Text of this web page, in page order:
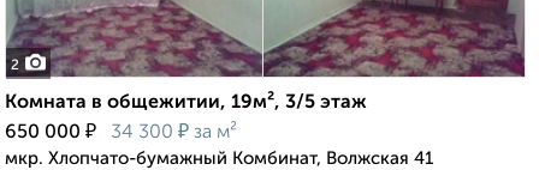
2
Комната в общежитии, 19м², 3/5 этаж
650 000 ₽ 34 300 ₽ за м²
мкр. Хлопчато-бумажный Комбинат, Волжская 41